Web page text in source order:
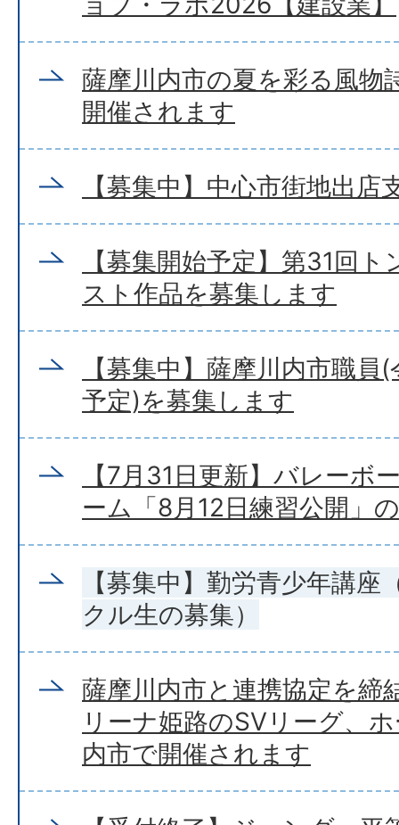
薩摩川内市の夏を彩る風物
開催されます
【募集中】中心市街地出
【募集開始予定】第31回
スト作品を募集します
【募集中】薩摩川内市職
予定)を募集します
【7月31日更新】バレーボ
ーム「8月12日練習公開」
【募集中】勤労青少年講座
クル生の募集）
薩摩川内市と連携協定を締
リーナ姫路のSVリーグ、
内市で開催されます